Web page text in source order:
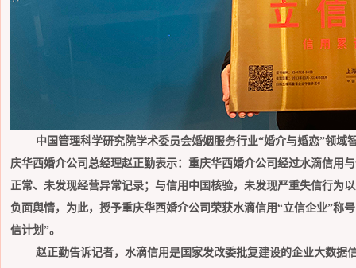
中国管理科学研究院学术委员会婚姻服务行业“婚介与婚恋”领域
庆华西婚介公司总经理赵正勤表示： 重庆华西婚介公司经过水滴信用
正常、未发现经营异常记录；与信用中国核验，未发现严重失信行为
负面舆情，为此，授予重庆华西婚介公司荣获水滴信用“立信企业”称
信计划 ”。
赵正勤告诉记者， 水滴信用是国家发改委批复建设的企业大数据